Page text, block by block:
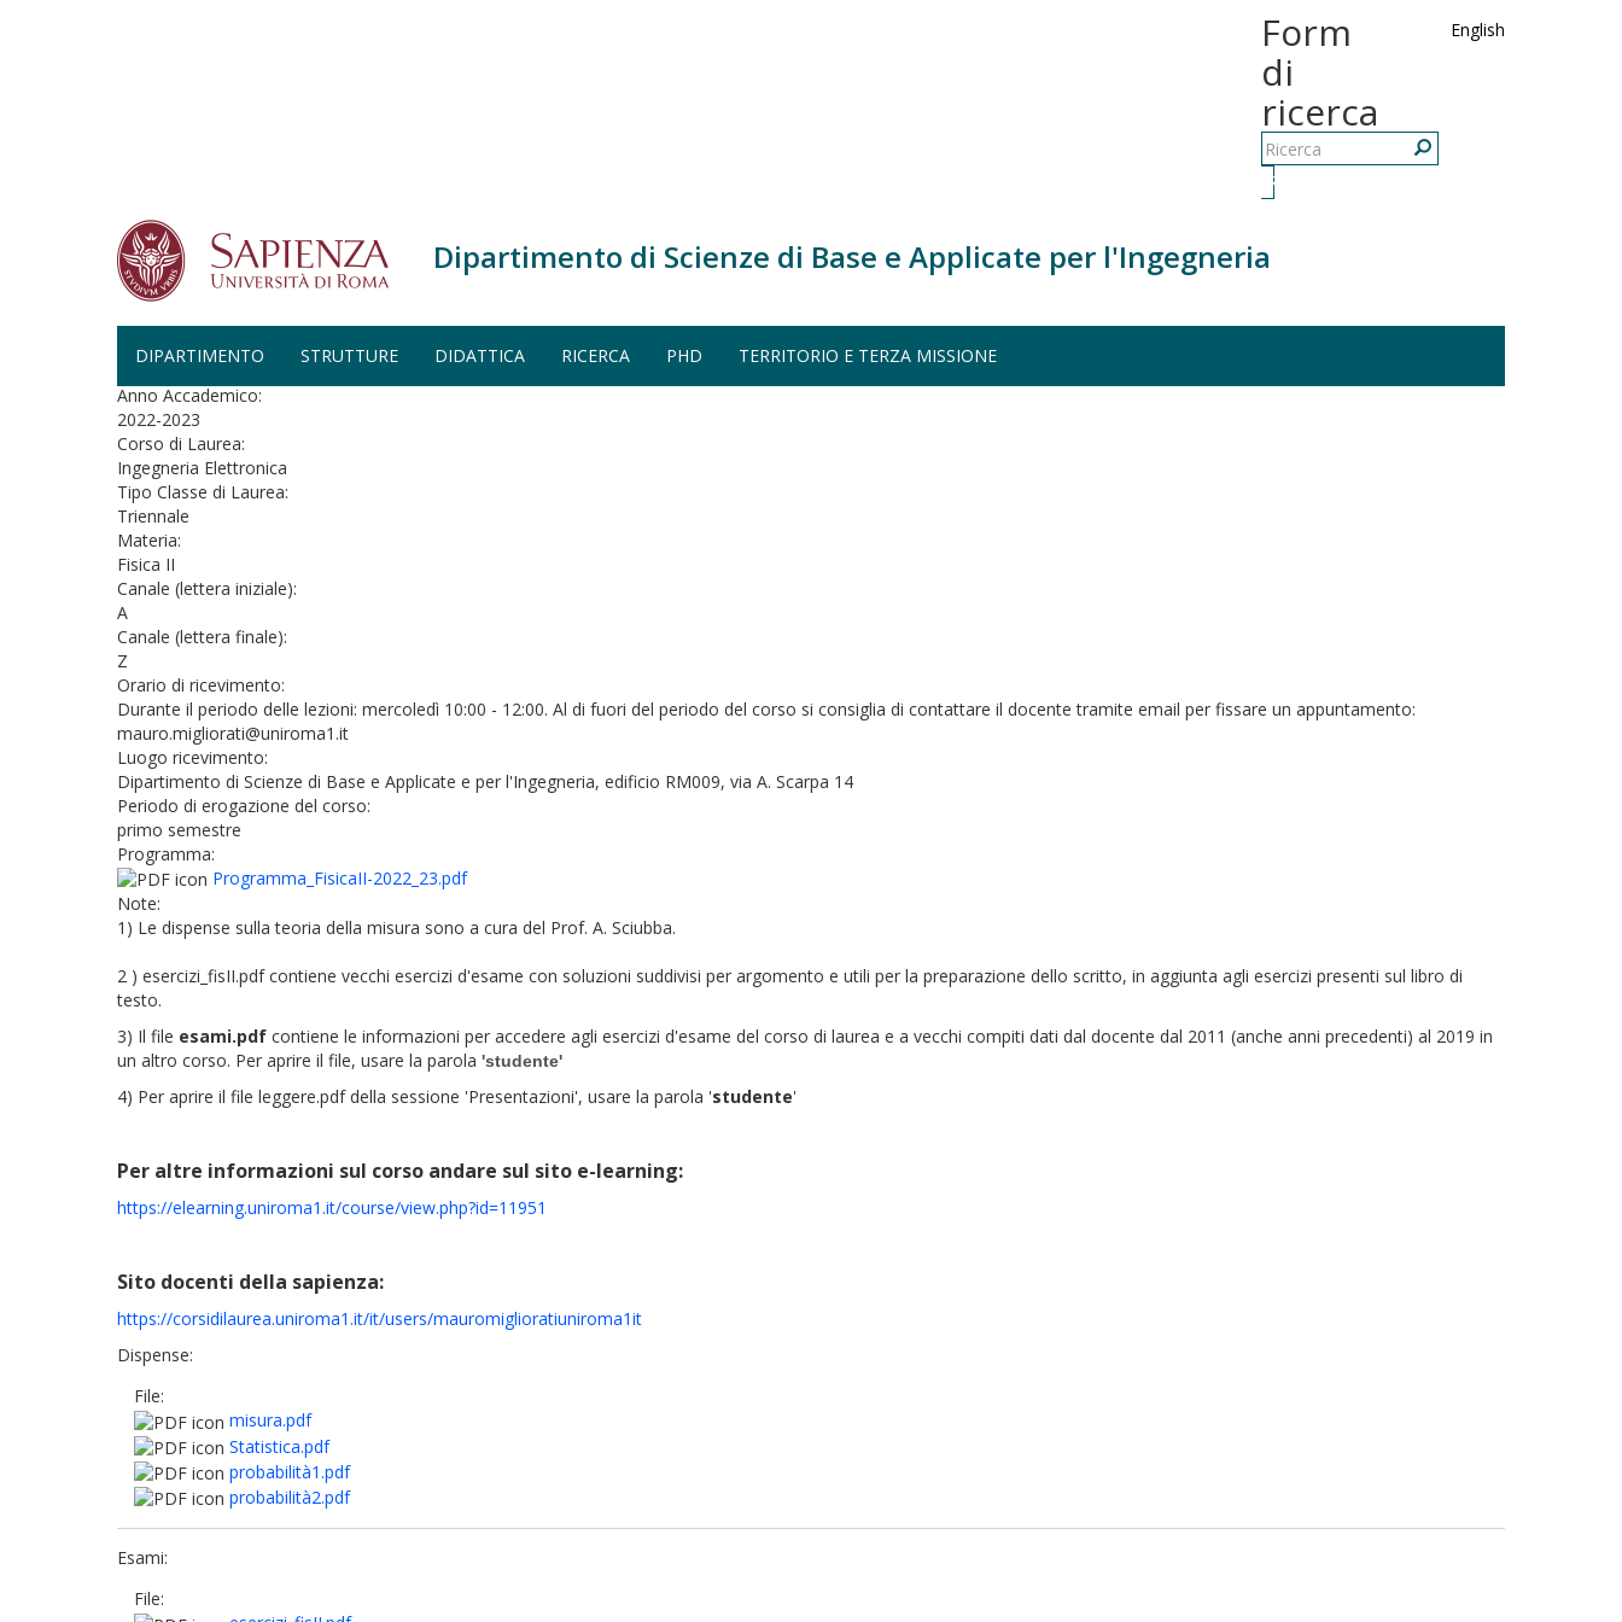
Salta al contenuto principale
English
Form
di
ricerca
Ricerca
Dipartimento di Scienze di Base e Applicate per l'Ingegneria
DIPARTIMENTO STRUTTURE DIDATTICA RICERCA PHD TERRITORIO E TERZA MISSIONE
Home
FISICA II - INGEGNERIA ELETTRONICA (A.A. 2022-2023)
Anno Accademico:
2022-2023
Corso di Laurea:
Ingegneria Elettronica
Tipo Classe di Laurea:
Triennale
Materia:
Fisica II
Canale (lettera iniziale):
A
Canale (lettera finale):
Z
Orario di ricevimento:
Durante il periodo delle lezioni: mercoledì 10:00 - 12:00. Al di fuori del periodo del corso si consiglia di contattare il docente tramite email per fissare un appuntamento:
mauro.migliorati@uniroma1.it
Luogo ricevimento:
Dipartimento di Scienze di Base e Applicate e per l'Ingegneria, edificio RM009, via A. Scarpa 14
Periodo di erogazione del corso:
primo semestre
Programma:
Programma_FisicaII-2022_23.pdf
Note:
1) Le dispense sulla teoria della misura sono a cura del Prof. A. Sciubba.
2 ) esercizi_fisII.pdf contiene vecchi esercizi d'esame con soluzioni suddivisi per argomento e utili per la preparazione dello scritto, in aggiunta agli esercizi presenti sul libro di
testo.
3) Il file esami.pdf contiene le informazioni per accedere agli esercizi d'esame del corso di laurea e a vecchi compiti dati dal docente dal 2011 (anche anni precedenti) al 2019 in
un altro corso. Per aprire il file, usare la parola 'studente'
4) Per aprire il file leggere.pdf della sessione 'Presentazioni', usare la parola 'studente'
Per altre informazioni sul corso andare sul sito e-learning:
https://elearning.uniroma1.it/course/view.php?id=11951
Sito docenti della sapienza:
https://corsidilaurea.uniroma1.it/it/users/mauromiglioratiuniroma1it
Dispense:
File:
misura.pdf
Statistica.pdf
probabilità1.pdf
probabilità2.pdf
Esami:
File: